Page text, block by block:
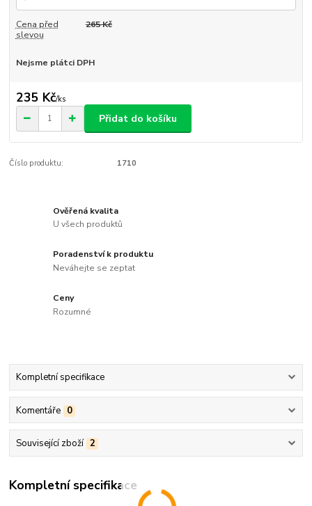
Cena před
slevou
265 Kč
Nejsme plátci DPH
235 Kč/ks
Přidat do košíku
Číslo produktu: 1710
Ověřená kvalita
U všech produktů
Poradenství k produktu
Neváhejte se zeptat
Ceny
Rozumné
Kompletní specifikace
Komentáře 0
Související zboží 2
Kompletní specifikace